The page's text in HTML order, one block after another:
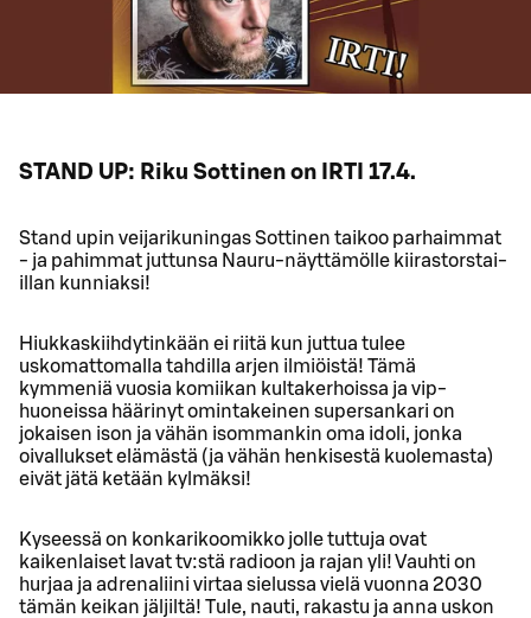
STAND UP: Riku Sottinen on IRTI 17.4.
Stand upin veijarikuningas Sottinen taikoo parhaimmat
- ja pahimmat juttunsa Nauru-näyttämölle kiirastorstai-
illan kunniaksi!
Hiukkaskiihdytinkään ei riitä kun juttua tulee
uskomattomalla tahdilla arjen ilmiöistä! Tämä
kymmeniä vuosia komiikan kultakerhoissa ja vip-
huoneissa häärinyt omintakeinen supersankari on
jokaisen ison ja vähän isommankin oma idoli, jonka
oivallukset elämästä (ja vähän henkisestä kuolemasta)
eivät jätä ketään kylmäksi!
Kyseessä on konkarikoomikko jolle tuttuja ovat
kaikenlaiset lavat tv:stä radioon ja rajan yli! Vauhti on
hurjaa ja adrenaliini virtaa sielussa vielä vuonna 2030
tämän keikan jäljiltä! Tule, nauti, rakastu ja anna uskon